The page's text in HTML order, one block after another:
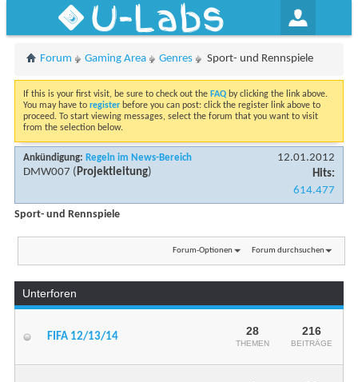
U-Labs
Forum Gaming Area Genres Sport- und Rennspiele
If this is your first visit, be sure to check out the FAQ by clicking the link above.
You may have to register before you can post: click the register link above to
proceed. To start viewing messages, select the forum that you want to visit
from the selection below.
Ankündigung: Regeln im News-Bereich
DMW007 (Projektleitung)
12.01.2012
Hits:
614.477
Sport- und Rennspiele
Forum-Optionen Forum durchsuchen
Unterforen
FIFA 12/13/14 28
THEMEN
216
BEITRÄGE